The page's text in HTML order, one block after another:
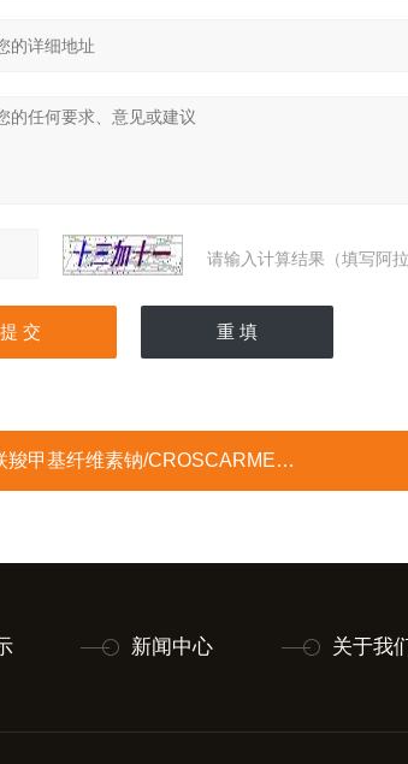
请输入计算结果（填写阿
纤维素钠/CROSCARMELLOSESODIUM
新闻中心 关于我